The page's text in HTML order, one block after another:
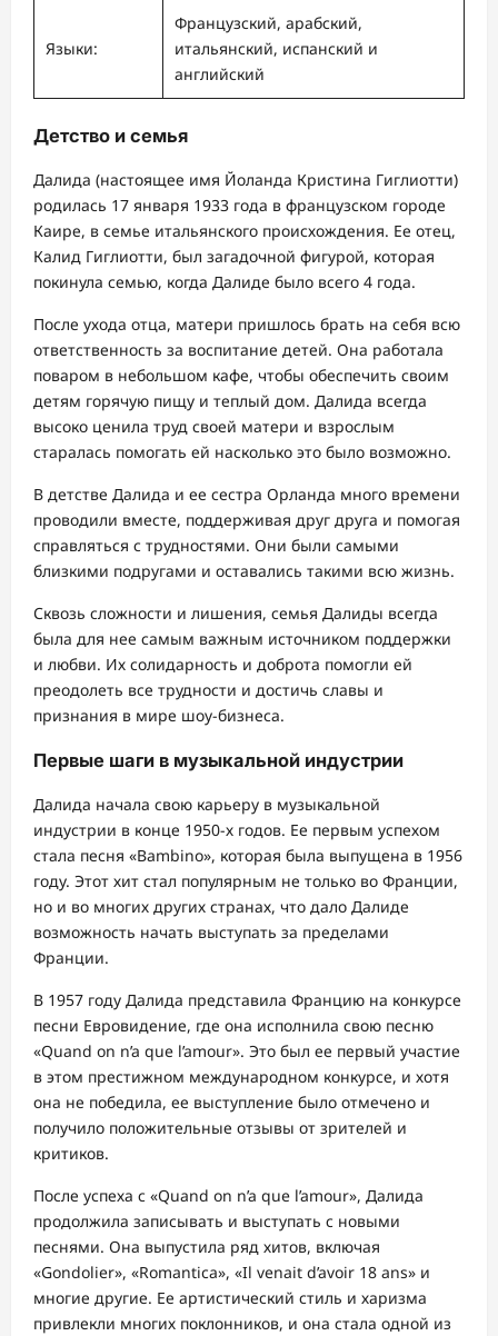
Языки:
Французский, арабский,
итальянский, испанский и
английский
Детство и семья
Далида (настоящее имя Йоланда Кристина Гиглиотти)
родилась 17 января 1933 года в французском городе
Каире, в семье итальянского происхождения. Ее отец,
Калид Гиглиотти, был загадочной фигурой, которая
покинула семью, когда Далиде было всего 4 года.
После ухода отца, матери пришлось брать на себя всю
ответственность за воспитание детей. Она работала
поваром в небольшом кафе, чтобы обеспечить своим
детям горячую пищу и теплый дом. Далида всегда
высоко ценила труд своей матери и взрослым
старалась помогать ей насколько это было возможно.
В детстве Далида и ее сестра Орланда много времени
проводили вместе, поддерживая друг друга и помогая
справляться с трудностями. Они были самыми
близкими подругами и оставались такими всю жизнь.
Сквозь сложности и лишения, семья Далиды всегда
была для нее самым важным источником поддержки
и любви. Их солидарность и доброта помогли ей
преодолеть все трудности и достичь славы и
признания в мире шоу-бизнеса.
Первые шаги в музыкальной индустрии
Далида начала свою карьеру в музыкальной
индустрии в конце 1950-х годов. Ее первым успехом
стала песня «Bambino», которая была выпущена в 1956
году. Этот хит стал популярным не только во Франции,
но и во многих других странах, что дало Далиде
возможность начать выступать за пределами
Франции.
В 1957 году Далида представила Францию на конкурсе
песни Евровидение, где она исполнила свою песню
«Quand on n’a que l’amour». Это был ее первый участие
в этом престижном международном конкурсе, и хотя
она не победила, ее выступление было отмечено и
получило положительные отзывы от зрителей и
критиков.
После успеха с «Quand on n’a que l’amour», Далида
продолжила записывать и выступать с новыми
песнями. Она выпустила ряд хитов, включая
«Gondolier», «Romantica», «Il venait d’avoir 18 ans» и
многие другие. Ее артистический стиль и харизма
привлекли многих поклонников, и она стала одной из